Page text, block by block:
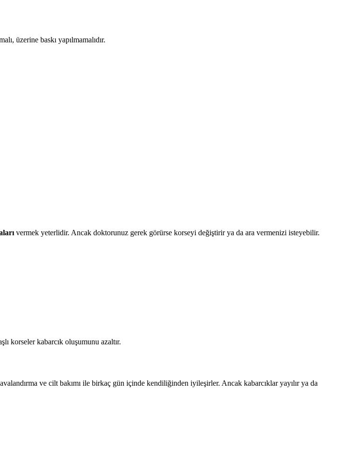
üzerine baskı yapılmamalıdır.
vermek yeterlidir. Ancak doktorunuz gerek görürse korseyi değiştirir ya da ara vermenizi isteyebilir.
korseler kabarcık oluşumunu azaltır.
ve cilt bakımı ile birkaç gün içinde kendiliğinden iyileşirler. Ancak kabarcıklar yayılır ya da